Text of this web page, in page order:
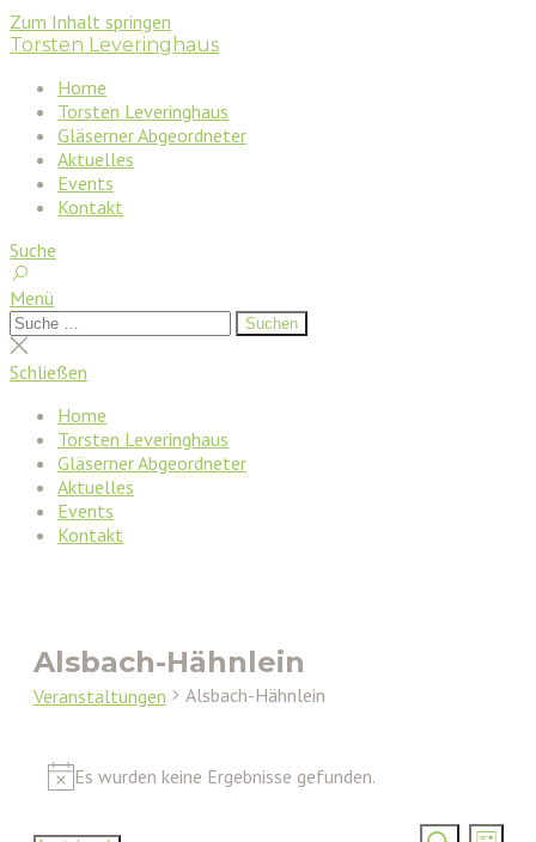
Zum Inhalt springen
Torsten Leveringhaus
Home
Torsten Leveringhaus
Gläserner Abgeordneter
Aktuelles
Events
Kontakt
Suche
Menü
Suchen
nach:
Suchen
Suche
schließen
Schließen
Home
Torsten Leveringhaus
Gläserner Abgeordneter
Aktuelles
Events
Kontakt
Alsbach-Hähnlein
Veranstaltungen Alsbach-Hähnlein
Veranstaltungen
Hinweis
Es wurden keine Ergebnisse gefunden.